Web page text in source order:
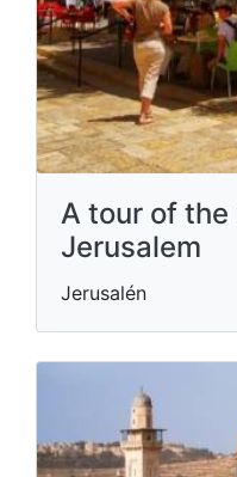
A tour of
Jerusalem
Jerusalén